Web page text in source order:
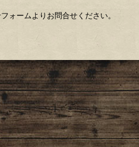
ォームよりお問合せください。